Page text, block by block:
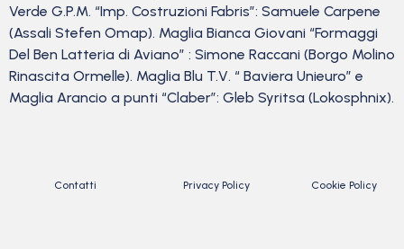
Verde G.P.M. “Imp. Costruzioni Fabris”: Samuele Carpene
(Assali Stefen Omap). Maglia Bianca Giovani “Formaggi
Del Ben Latteria di Aviano” : Simone Raccani (Borgo Molino
Rinascita Ormelle). Maglia Blu T.V. “ Baviera Unieuro” e
Maglia Arancio a punti “Claber”: Gleb Syritsa (Lokosphnix).
Contatti Privacy Policy Cookie Policy